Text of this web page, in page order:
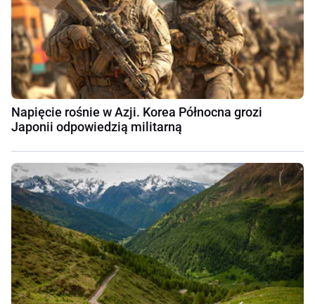
Napięcie rośnie w Azji. Korea Północna grozi
Japonii odpowiedzią militarną